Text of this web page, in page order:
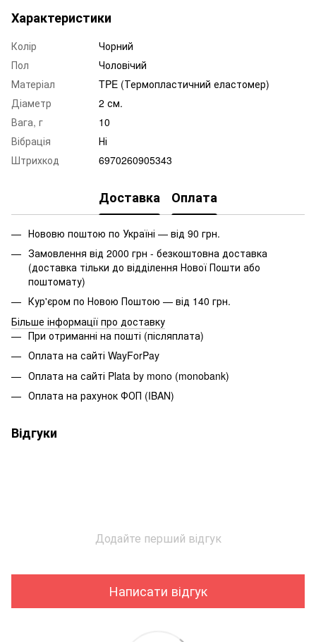
Характеристики
Колір
Чорний
Пол
Чоловічий
Матеріал
TPE (Термопластичний еластомер)
Діаметр
2 см.
Вага, г
10
Вібрація
Ні
Штрихкод
6970260905343
Доставка Оплата
Нововю поштою по Україні — від 90 грн.
Замовлення від 2000 грн - безкоштовна доставка
(доставка тільки до відділення Нової Пошти або
поштомату)
Кур'єром по Новою Поштою — від 140 грн.
Більше інформації про доставку
При отриманні на пошті (післяплата)
Оплата на сайті WayForPay
Оплата на сайті Plata by mono (monobank)
Оплата на рахунок ФОП (IBAN)
Відгуки
Додайте перший відгук
Написати відгук